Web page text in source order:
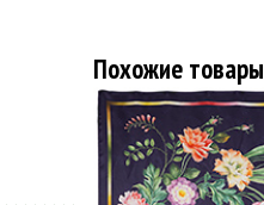
Похожие товары